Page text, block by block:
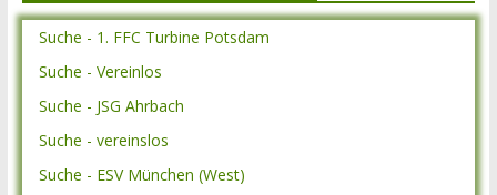
Suche - 1. FFC Turbine Potsdam
Suche - Vereinlos
Suche - JSG Ahrbach
Suche - vereinslos
Suche - ESV München (West)